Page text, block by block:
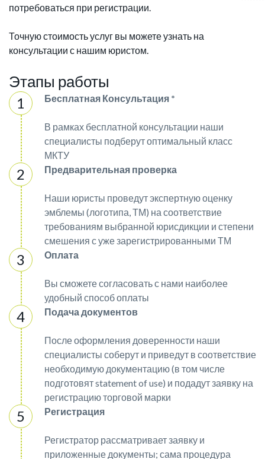
потребоваться при регистрации.
Точную стоимость услуг вы можете узнать на
консультации с нашим юристом.
Этапы работы
Бесплатная Консультация *
В рамках бесплатной консультации наши
специалисты подберут оптимальный класс
МКТУ
Предварительная проверка
Наши юристы проведут экспертную оценку
эмблемы (логотипа, ТМ) на соответствие
требованиям выбранной юрисдикции и степени
смешения с уже зарегистрированными ТМ
Оплата
Вы сможете согласовать с нами наиболее
удобный способ оплаты
Подача документов
После оформления доверенности наши
специалисты соберут и приведут в соответствие
необходимую документацию (в том числе
подготовят statement of use) и подадут заявку на
регистрацию торговой марки
Регистрация
Регистратор рассматривает заявку и
приложенные документы; сама процедура